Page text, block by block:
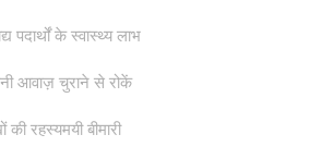
पदार्थों के स्वास्थ्य लाभ
आवाज़ चुराने से रोकें
रहस्यमयी बीमारी